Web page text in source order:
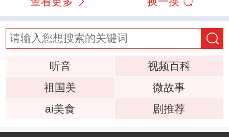
听音
视频百科
祖国美
微故事
ai美食
剧推荐